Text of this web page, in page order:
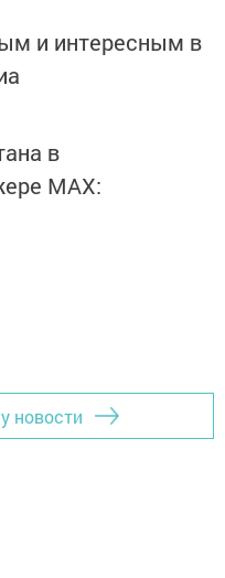
и интересным в
в
MАХ:
новости